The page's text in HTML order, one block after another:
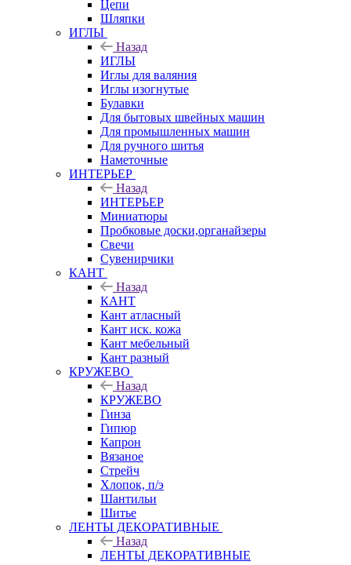
Цепи
Шляпки
ИГЛЫ
Назад
ИГЛЫ
Иглы для валяния
Иглы изогнутые
Булавки
Для бытовых швейных машин
Для промышленных машин
Для ручного шитья
Наметочные
ИНТЕРЬЕР
Назад
ИНТЕРЬЕР
Миниатюры
Пробковые доски,органайзеры
Свечи
Сувенирчики
КАНТ
Назад
КАНТ
Кант атласный
Кант иск. кожа
Кант мебельный
Кант разный
КРУЖЕВО
Назад
КРУЖЕВО
Гинза
Гипюр
Капрон
Вязаное
Стрейч
Хлопок, п/э
Шантильи
Шитье
ЛЕНТЫ ДЕКОРАТИВНЫЕ
Назад
ЛЕНТЫ ДЕКОРАТИВНЫЕ